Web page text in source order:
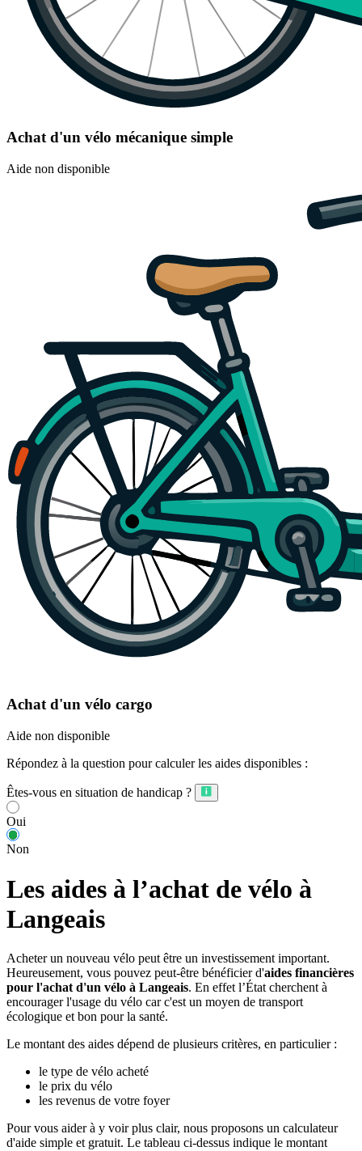
Achat d'un vélo mécanique simple
Aide non disponible
Achat d'un vélo cargo
Aide non disponible
Répondez à la question pour calculer les aides disponibles :
Êtes-vous en situation de handicap ?
Oui
Non
Les aides à l’achat de vélo à
Langeais
Acheter un nouveau vélo peut être un investissement important.
Heureusement, vous pouvez peut-être bénéficier d'aides financières
pour l'achat d'un vélo à Langeais. En effet l’État cherchent à
encourager l'usage du vélo car c'est un moyen de transport
écologique et bon pour la santé.
Le montant des aides dépend de plusieurs critères, en particulier :
le type de vélo acheté
le prix du vélo
les revenus de votre foyer
Pour vous aider à y voir plus clair, nous proposons un calculateur
d'aide simple et gratuit. Le tableau ci-dessus indique le montant